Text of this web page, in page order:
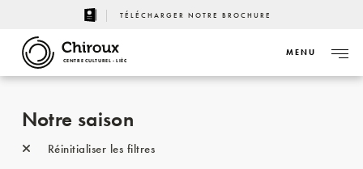
TÉLÉCHARGER NOTRE BROCHURE
CENTRE CULTUREL - LIÈGE
MENU
Notre saison
Réinitialiser les filtres